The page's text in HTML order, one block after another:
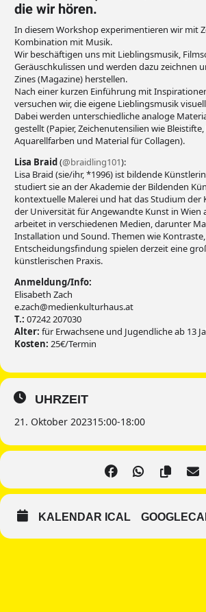
die wir hören.
In diesem Workshop experimentieren wir mit
Kombination mit Musik.
Wir beschäftigen uns mit Lieblingsmusik,
Geräuschkulissen und werden dazu zeichnen
Zines (Magazine) herstellen.
Nach einer kurzen Einführung mit
versuchen wir, die eigene Lieblingsmusik
Dabei werden unterschiedliche analoge
gestellt (Papier, Zeichenutensilien wie
Aquarellfarben und Material für Collagen).
Lisa Braid(@braidling101):
Lisa Braid (sie/ihr, *1996) ist bildende
studiert sie an der Akademie der Bildenden
kontextuelle Malerei und hat das Studium
der Universität für Angewandte Kunst in Wien
arbeitet in verschiedenen Medien, darunter
Installation und Sound. Themen wie
Entscheidungsfindung spielen derzeit eine
künstlerischen Praxis.
Anmeldung/Info:
Elisabeth Zach
e.zach@medienkulturhaus.at
T.: 07242 207030
Alter: für Erwachsene und Jugendliche ab 13
Kosten: 25€/Termin
UHRZEIT
21. Oktober 202315:00-18:00
KALENDAR ICAL